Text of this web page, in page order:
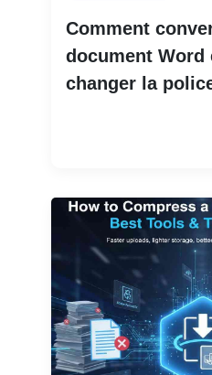
Comment
document Word
changer la